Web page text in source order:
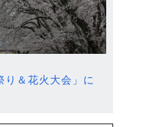
り＆花火大会」に